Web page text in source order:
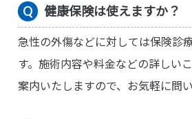
健康保険は使えますか？
急性の外傷などに対しては保険診
す。施術内容や料金などの詳しい
案内いたしますので、お気軽に問